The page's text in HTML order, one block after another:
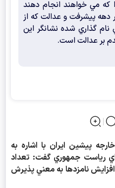
كه مي خواهند انجام دهند
پيشرفت و عدالت كه از
گذاري شده نشانگر اين
بر عدالت است.
پيشين ايران با اشاره به
رياست جمهوري گفت: تعداد
افزايش نامزدها به معني پذيرش